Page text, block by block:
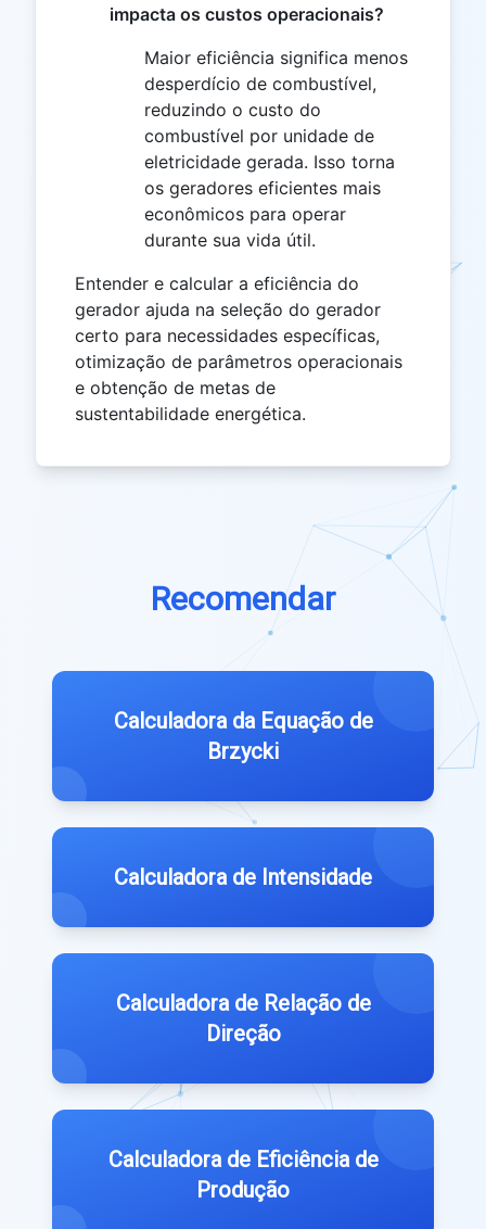
impacta os custos operacionais?
Maior eficiência significa menos
desperdício de combustível,
reduzindo o custo do
combustível por unidade de
eletricidade gerada. Isso torna
os geradores eficientes mais
econômicos para operar
durante sua vida útil.
Entender e calcular a eficiência do
gerador ajuda na seleção do gerador
certo para necessidades específicas,
otimização de parâmetros operacionais
e obtenção de metas de
sustentabilidade energética.
Recomendar
Calculadora da Equação de
Brzycki
Calculadora de Intensidade
Calculadora de Relação de
Direção
Calculadora de Eficiência de
Produção